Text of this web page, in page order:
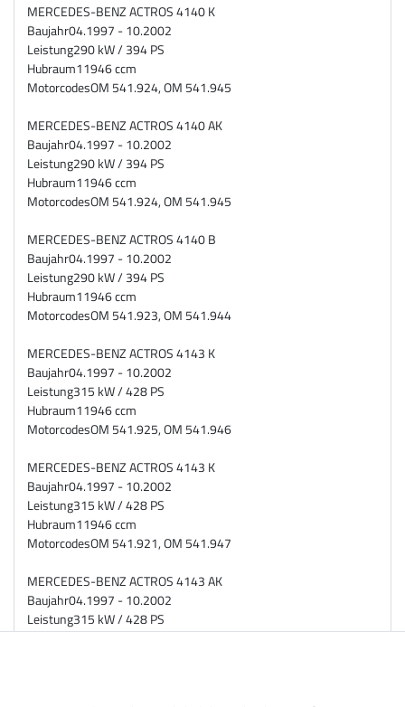
MERCEDES-BENZ ACTROS 4140 K
Baujahr04.1997 - 10.2002
Leistung290 kW / 394 PS
Hubraum11946 ccm
MotorcodesOM 541.924, OM 541.945
MERCEDES-BENZ ACTROS 4140 AK
Baujahr04.1997 - 10.2002
Leistung290 kW / 394 PS
Hubraum11946 ccm
MotorcodesOM 541.924, OM 541.945
MERCEDES-BENZ ACTROS 4140 B
Baujahr04.1997 - 10.2002
Leistung290 kW / 394 PS
Hubraum11946 ccm
MotorcodesOM 541.923, OM 541.944
MERCEDES-BENZ ACTROS 4143 K
Baujahr04.1997 - 10.2002
Leistung315 kW / 428 PS
Hubraum11946 ccm
MotorcodesOM 541.925, OM 541.946
MERCEDES-BENZ ACTROS 4143 K
Baujahr04.1997 - 10.2002
Leistung315 kW / 428 PS
Hubraum11946 ccm
MotorcodesOM 541.921, OM 541.947
MERCEDES-BENZ ACTROS 4143 AK
Baujahr04.1997 - 10.2002
Leistung315 kW / 428 PS
Hubraum11946 ccm